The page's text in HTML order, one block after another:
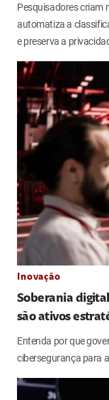
Pesquisadores criam
automatiza a
e preserva a
Inovação
Soberania
são ativos
Entenda por que
cibersegurança para